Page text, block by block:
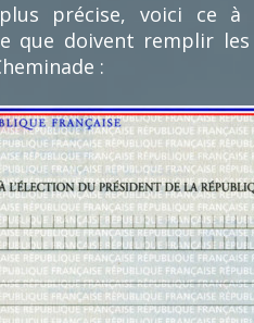
précise, voici ce à
que doivent remplir les
: